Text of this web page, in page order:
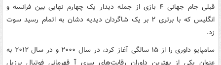
قبلی جام جهانی ۴ بازی از جمله دیدار یک چهارم نهایی بین فرانسه و
انگلیس که با برتری ۲ بر یک شاگردان دیدیه دشان به اتمام رسید سوت
زد.
سامپایو داوری را از ۱۵ سالگی آغاز کرد، در سال ۲۰۰۰ و در سال ۲۰۱۲ به
عنوان یکی از بهترین داوران رقابت‌های سری آ قهرمانی فوتبال برزیل